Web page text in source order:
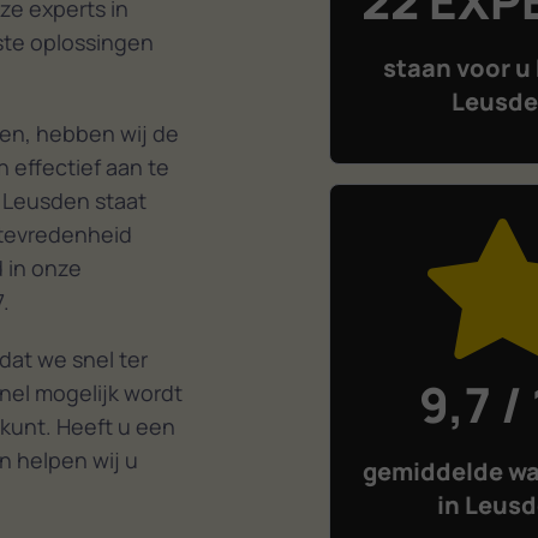
experts in
oplossingen
hebben wij de
effectief aan te
staat
in onze
we snel ter
mogelijk wordt
Heeft u een
helpen wij u
staan voor u
9,7 /
gemiddelde
in